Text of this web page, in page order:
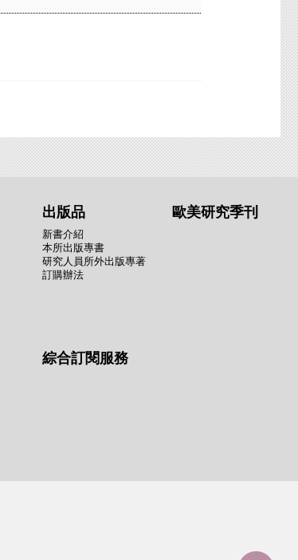
出版品
新書介紹
本所出版專書
研究人員所外出版專著
訂購辦法
歐美研究季刊
綜合訂閱服務